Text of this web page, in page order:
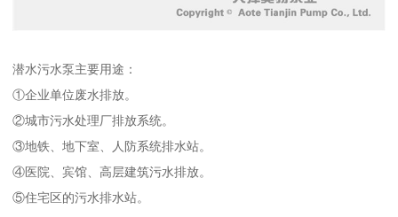
潜水污水泵主要用途：
①企业单位废水排放。
②城市污水处理厂排放系统。
③地铁、地下室、人防系统排水站。
④医院、宾馆、高层建筑污水排放。
⑤住宅区的污水排水站。